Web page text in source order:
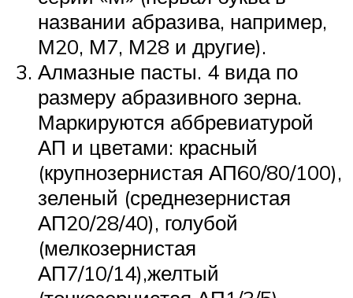
названии абразива, например,
М20, М7, М28 и другие).
Алмазные пасты. 4 вида по
размеру абразивного зерна.
Маркируются аббревиатурой
АП и цветами: красный
(крупнозернистая АП60/80/100),
зеленый (среднезернистая
АП20/28/40), голубой
(мелкозернистая
АП7/10/14),желтый